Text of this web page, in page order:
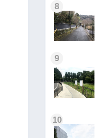
8
9
10